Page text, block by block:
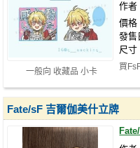
一般向 收藏品 小卡
作者
價格
發售
尺寸
買
Fate/sF 吉爾伽美什立牌